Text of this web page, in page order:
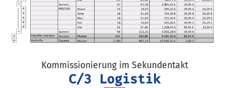
Kommissionierung im Sekundentakt
C/3 Logistik